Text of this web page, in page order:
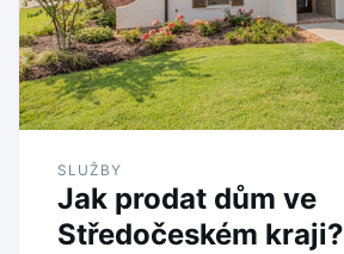
SLUŽBY
Jak prodat dům ve
Středočeském kraji?